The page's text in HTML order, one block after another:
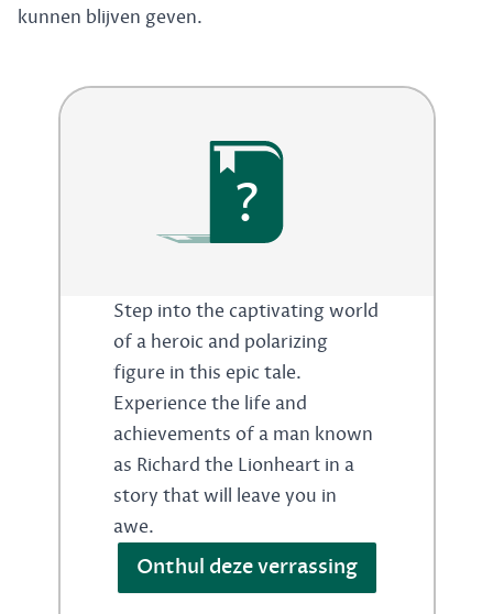
kunnen blijven geven.
?
Step into the captivating world
of a heroic and polarizing
figure in this epic tale.
Experience the life and
achievements of a man known
as Richard the Lionheart in a
story that will leave you in
awe.
Onthul deze verrassing